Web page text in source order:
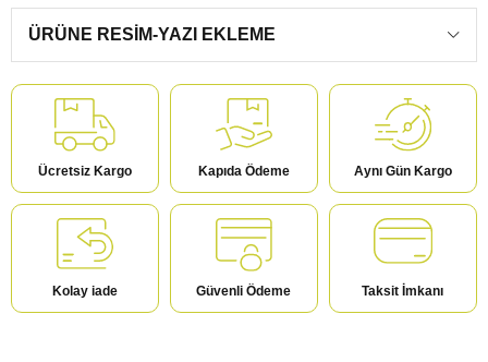
ÜRÜNE RESIM-YAZI EKLEME
Ücretsiz Kargo Kapıda Ödeme Aynı Gün Kargo
Kolay iade Güvenli Ödeme Taksit İmkanı